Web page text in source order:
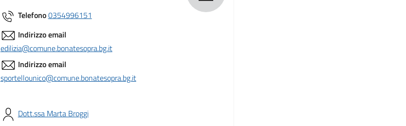
Telefono0354996151
Indirizzo email
edilizia@comune.bonatesopra.bg.it
Indirizzo email
sportellounico@comune.bonatesopra.bg.it
Dott.ssa Marta Broggi